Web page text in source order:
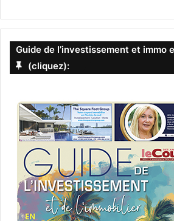
Guide de l’investissement et immo
(cliquez):